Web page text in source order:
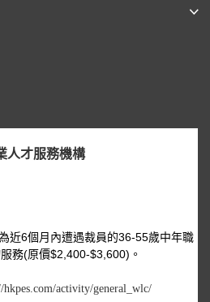
人才服務機構
近6個月內遭遇裁員的36-55歲中年職
務(原價$2,400-$3,600)。
hkpes.com/activity/general_wlc/